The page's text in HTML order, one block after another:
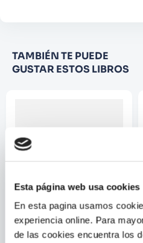
Esta página web usa cookies
En esta pagina usamos
experiencia online. Para
de las cookies encuentra los
Califique el
estrellas
TAMBIÉN TE PUEDE
GUSTAR ESTOS LIBROS
JUEGOS DE COLOR VERDE